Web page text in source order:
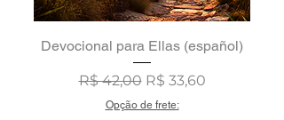
Devocional para Ellas (español)
Preço normal
R$ 42,00 Preço promocional
R$ 33,60
Opção de frete: